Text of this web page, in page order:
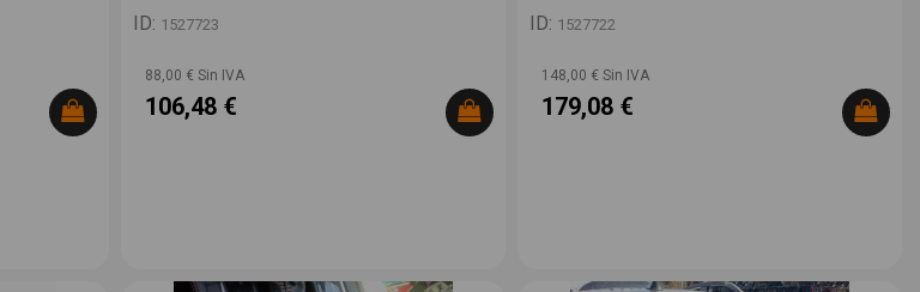
ID: 1527723
88,00 € Sin IVA
106,48 €
ID: 1527722
148,00 € Sin IVA
179,08 €